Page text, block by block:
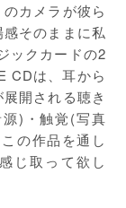
カメラが彼ら
そのままに私
ックカードの2
CDは、耳から
開される聴き
)・触覚(写真
の作品を通し
じ取って欲し